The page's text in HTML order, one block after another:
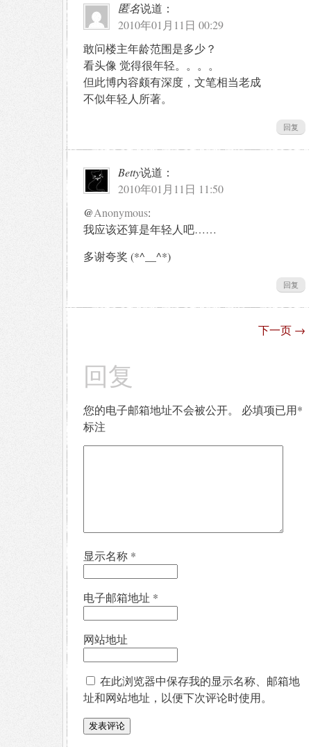
匿名说道：
2010年01月11日 00:29
敢问楼主年龄范围是多少？
看头像 觉得很年轻。。。。
但此博内容颇有深度，文笔相当老成
不似年轻人所著。
回复
Betty说道：
2010年01月11日 11:50
@Anonymous:
我应该还算是年轻人吧……
多谢夸奖 (*^__^*)
回复
下一页 →
回复
您的电子邮箱地址不会被公开。 必填项已用*
标注
显示名称 *
电子邮箱地址 *
网站地址
在此浏览器中保存我的显示名称、邮箱地
址和网站地址，以便下次评论时使用。